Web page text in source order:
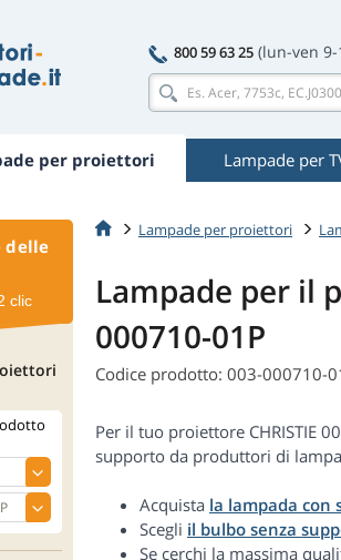
800 59 63 25 (lun-ven 9-
per proiettori Lampade per
Lampade per proiettori
Lampade per il
000710-01P
Codice prodotto: 003-000710-
Per il tuo proiettore CHRISTIE
supporto da produttori di
Acquista la lampada con
Scegli il bulbo senza
Se cerchi la massima
delle
clic